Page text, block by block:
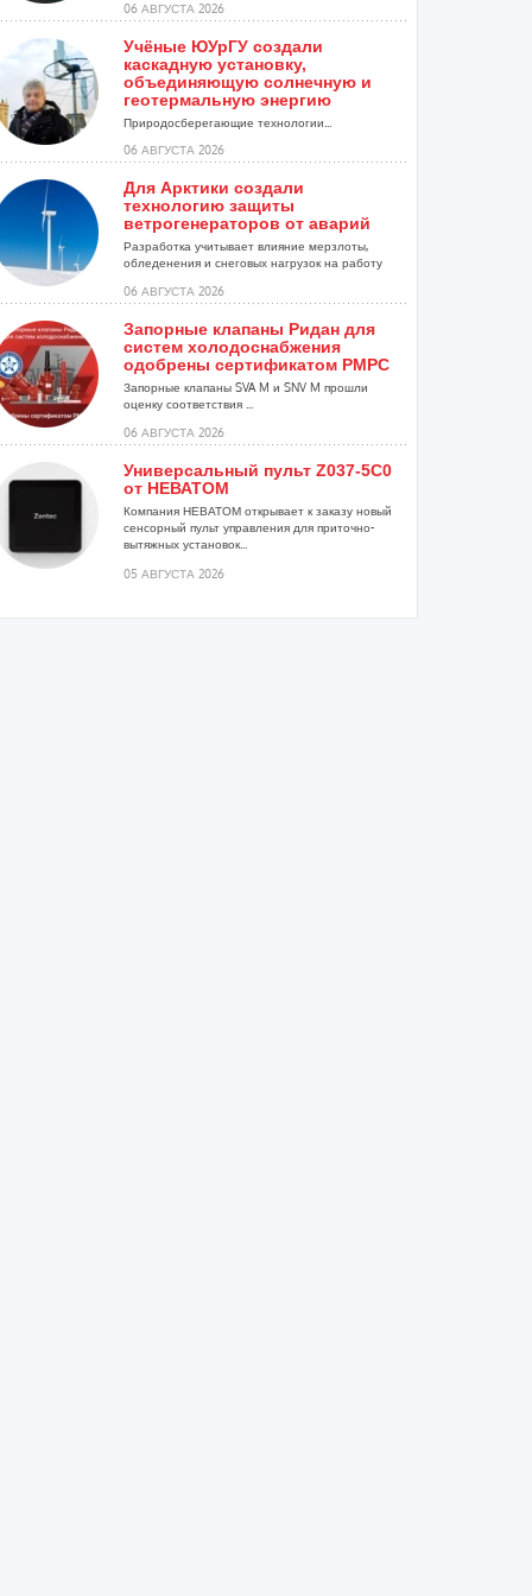
06 АВГУСТА 2026
Учёные ЮУрГУ создали
каскадную установку,
объединяющую солнечную и
геотермальную энергию
Природосберегающие технологии...
06 АВГУСТА 2026
Для Арктики создали
технологию защиты
ветрогенераторов от аварий
Разработка учитывает влияние мерзлоты,
обледенения и снеговых нагрузок на работу
06 АВГУСТА 2026
Запорные клапаны Ридан для
систем холодоснабжения
одобрены сертификатом РМРС
Запорные клапаны SVA M и SNV M прошли
оценку соответствия ...
06 АВГУСТА 2026
Универсальный пульт Z037-5C0
от НЕВАТОМ
Компания НЕВАТОМ открывает к заказу новый
сенсорный пульт управления для приточно-
вытяжных установок...
05 АВГУСТА 2026